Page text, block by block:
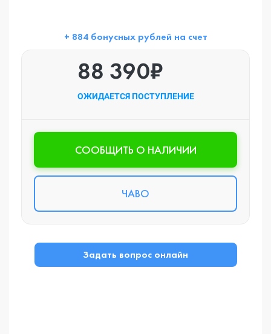
+ 884 бонусных рублей на счет
88 390₽
ОЖИДАЕТСЯ ПОСТУПЛЕНИЕ
CООБЩИТЬ О НАЛИЧИИ
ЧАВО
Задать вопрос онлайн